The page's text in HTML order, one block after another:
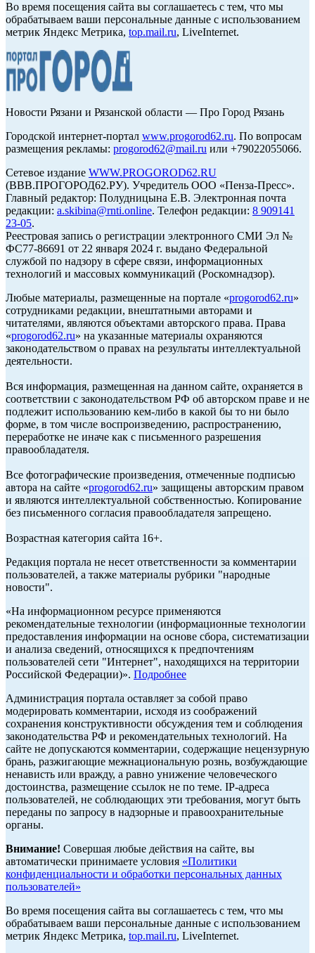
Во время посещения сайта вы соглашаетесь с тем, что мы
обрабатываем ваши персональные данные с использованием
метрик Яндекс Метрика, top.mail.ru, LiveInternet.
Новости Рязани и Рязанской области — Про Город Рязань
Городской интернет-портал www.progorod62.ru. По вопросам
размещения рекламы: progorod62@mail.ru или +79022055066.
Сетевое издание WWW.PROGOROD62.RU
(ВВВ.ПРОГОРОД62.РУ). Учредитель ООО «Пенза-Пресс».
Главный редактор: Полудницына Е.В. Электронная почта
редакции: a.skibina@rnti.online. Телефон редакции: 8 909141
23-05.
Реестровая запись о регистрации электронного СМИ Эл №
ФС77-86691 от 22 января 2024 г. выдано Федеральной
службой по надзору в сфере связи, информационных
технологий и массовых коммуникаций (Роскомнадзор).
Любые материалы, размещенные на портале «progorod62.ru»
сотрудниками редакции, внештатными авторами и
читателями, являются объектами авторского права. Права
«progorod62.ru» на указанные материалы охраняются
законодательством о правах на результаты интеллектуальной
деятельности.
Вся информация, размещенная на данном сайте, охраняется в
соответствии с законодательством РФ об авторском праве и не
подлежит использованию кем-либо в какой бы то ни было
форме, в том числе воспроизведению, распространению,
переработке не иначе как с письменного разрешения
правообладателя.
Все фотографические произведения, отмеченные подписью
автора на сайте «progorod62.ru» защищены авторским правом
и являются интеллектуальной собственностью. Копирование
без письменного согласия правообладателя запрещено.
Возрастная категория сайта 16+.
Редакция портала не несет ответственности за комментарии
пользователей, а также материалы рубрики "народные
новости".
«На информационном ресурсе применяются
рекомендательные технологии (информационные технологии
предоставления информации на основе сбора, систематизации
и анализа сведений, относящихся к предпочтениям
пользователей сети "Интернет", находящихся на территории
Российской Федерации)». Подробнее
Администрация портала оставляет за собой право
модерировать комментарии, исходя из соображений
сохранения конструктивности обсуждения тем и соблюдения
законодательства РФ и рекомендательных технологий. На
сайте не допускаются комментарии, содержащие нецензурную
брань, разжигающие межнациональную рознь, возбуждающие
ненависть или вражду, а равно унижение человеческого
достоинства, размещение ссылок не по теме. IP-адреса
пользователей, не соблюдающих эти требования, могут быть
переданы по запросу в надзорные и правоохранительные
органы.
Внимание! Совершая любые действия на сайте, вы
автоматически принимаете условия «Политики
конфиденциальности и обработки персональных данных
пользователей»
Во время посещения сайта вы соглашаетесь с тем, что мы
обрабатываем ваши персональные данные с использованием
метрик Яндекс Метрика, top.mail.ru, LiveInternet.